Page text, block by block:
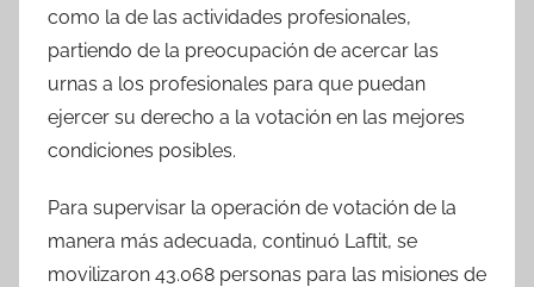
como la de las actividades profesionales,
partiendo de la preocupación de acercar las
urnas a los profesionales para que puedan
ejercer su derecho a la votación en las mejores
condiciones posibles.
Para supervisar la operación de votación de la
manera más adecuada, continuó Laftit, se
movilizaron 43.068 personas para las misiones de